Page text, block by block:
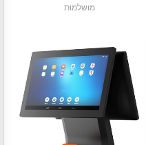
מושלמות